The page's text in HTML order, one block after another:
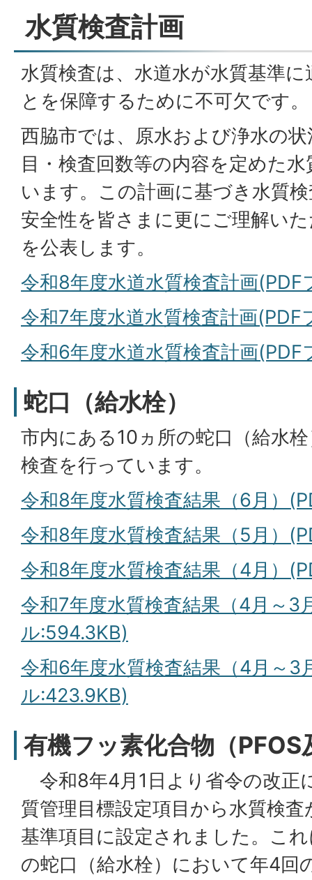
水質検査計画
水質検査は、水道水が水質基準
とを保障するために不可欠です。
西脇市では、原水および浄水の
目・検査回数等の内容を定めた
います。この計画に基づき水質
安全性を皆さまに更にご理解い
を公表します。
令和8年度水道水質検査計画(PDF
令和7年度水道水質検査計画
令和6年度水道水質検査計画
蛇口（給水栓）
市内にある10ヵ所の蛇口（給水
検査を行っています。
令和8年度水質検査結果（6月）
令和8年度水質検査結果（5月）
令和8年度水質検査結果（4月）
令和7年度水質検査結果（4月～3
ル:594.3KB)
令和6年度水質検査結果（4月～3
ル:423.9KB)
有機フッ素化合物（PFOS
令和8年4月1日より省令の改正
質管理目標設定項目から水質検
基準項目に設定されました。こ
の蛇口（給水栓）において年4回